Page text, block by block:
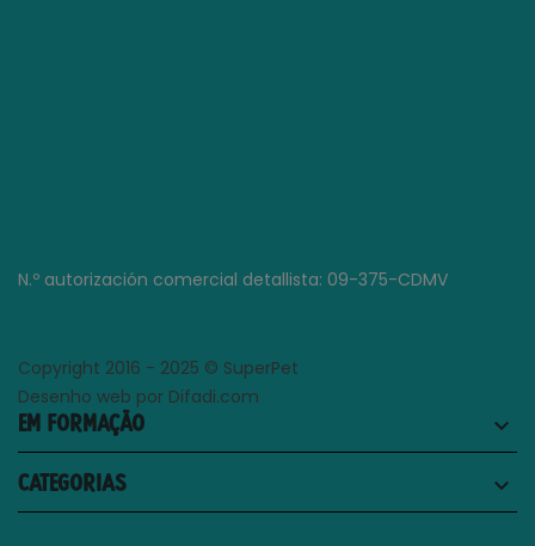
N.º autorización comercial detallista: 09-375-CDMV
Copyright 2016 - 2025 © SuperPet
Desenho web por Difadi.com
EM FORMAÇÃO keyboard_arrow_down
CATEGORIAS keyboard_arrow_down